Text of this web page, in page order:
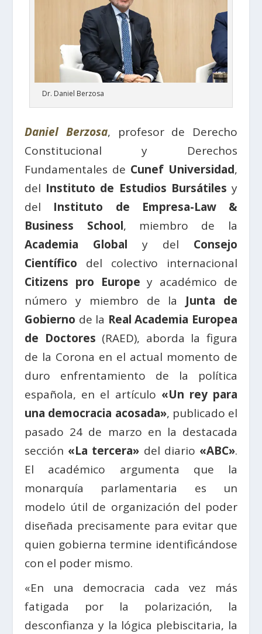
Dr. Daniel Berzosa
Daniel Berzosa, profesor de Derecho
Constitucional y Derechos
Fundamentales de Cunef Universidad,
del Instituto de Estudios Bursátiles y
del Instituto de Empresa-Law &
Business School, miembro de la
Academia Global y del Consejo
Científico del colectivo internacional
Citizens pro Europe y académico de
número y miembro de la Junta de
Gobierno de la Real Academia Europea
de Doctores (RAED), aborda la figura
de la Corona en el actual momento de
duro enfrentamiento de la política
española, en el artículo «Un rey para
una democracia acosada», publicado el
pasado 24 de marzo en la destacada
sección «La tercera» del diario «ABC».
El académico argumenta que la
monarquía parlamentaria es un
modelo útil de organización del poder
diseñada precisamente para evitar que
quien gobierna termine identificándose
con el poder mismo.
«En una democracia cada vez más
fatigada por la polarización, la
desconfianza y la lógica plebiscitaria, la